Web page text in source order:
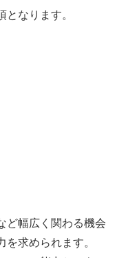
なります。
ど幅広く関わる機会
求められます。